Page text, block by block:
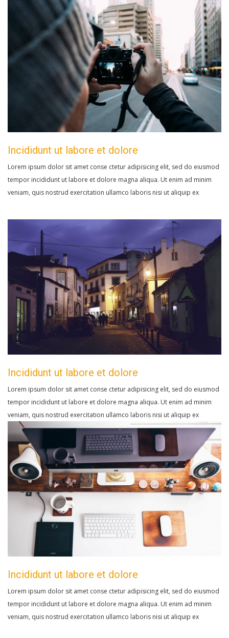
Incididunt ut labore et dolore
Lorem ipsum dolor sit amet conse ctetur adipisicing elit, sed do eiusmod
tempor incididunt ut labore et dolore magna aliqua. Ut enim ad minim
veniam, quis nostrud exercitation ullamco laboris nisi ut aliquip ex
Incididunt ut labore et dolore
Lorem ipsum dolor sit amet conse ctetur adipisicing elit, sed do eiusmod
tempor incididunt ut labore et dolore magna aliqua. Ut enim ad minim
veniam, quis nostrud exercitation ullamco laboris nisi ut aliquip ex
Incididunt ut labore et dolore
Lorem ipsum dolor sit amet conse ctetur adipisicing elit, sed do eiusmod
tempor incididunt ut labore et dolore magna aliqua. Ut enim ad minim
veniam, quis nostrud exercitation ullamco laboris nisi ut aliquip ex